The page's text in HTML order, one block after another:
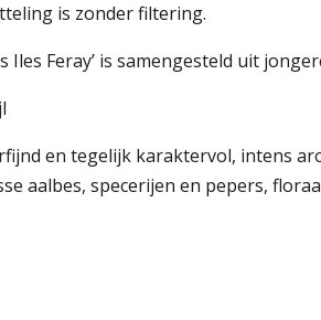
is zonder filtering.
Iles Feray’ is samengesteld uit
en tegelijk karaktervol, intens
aalbes, specerijen en pepers,